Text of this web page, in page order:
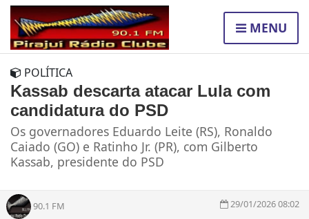
MENU
POLÍTICA
Kassab descarta atacar Lula com
candidatura do PSD
Os governadores Eduardo Leite (RS), Ronaldo
Caiado (GO) e Ratinho Jr. (PR), com Gilberto
Kassab, presidente do PSD
90.1 FM 29/01/2026 08:02